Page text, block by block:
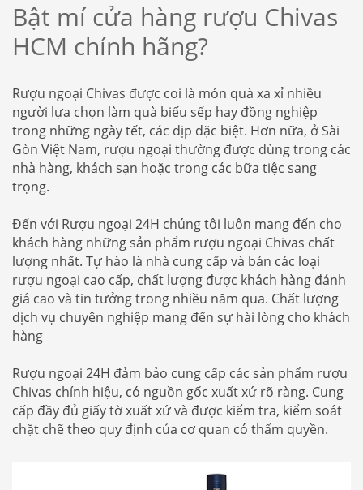
Bật mí cửa hàng rượu Chivas
HCM chính hãng?
Rượu ngoại Chivas được coi là món quà xa xỉ nhiều
người lựa chọn làm quà biếu sếp hay đồng nghiệp
trong những ngày tết, các dịp đặc biệt. Hơn nữa, ở Sài
Gòn Việt Nam, rượu ngoại thường được dùng trong các
nhà hàng, khách sạn hoặc trong các bữa tiệc sang
trọng.
Đến với Rượu ngoại 24H chúng tôi luôn mang đến cho
khách hàng những sản phẩm rượu ngoại Chivas chất
lượng nhất. Tự hào là nhà cung cấp và bán các loại
rượu ngoại cao cấp, chất lượng được khách hàng đánh
giá cao và tin tưởng trong nhiều năm qua. Chất lượng
dịch vụ chuyên nghiệp mang đến sự hài lòng cho khách
hàng
Rượu ngoại 24H đảm bảo cung cấp các sản phẩm rượu
Chivas chính hiệu, có nguồn gốc xuất xứ rõ ràng. Cung
cấp đầy đủ giấy tờ xuất xứ và được kiểm tra, kiểm soát
chặt chẽ theo quy định của cơ quan có thẩm quyền.